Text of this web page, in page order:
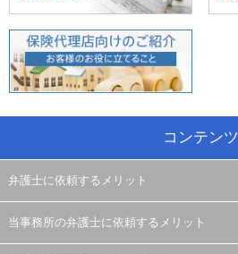
コンテンツ
弁護士に依頼するメリット
当事務所の弁護士に依頼するメリット